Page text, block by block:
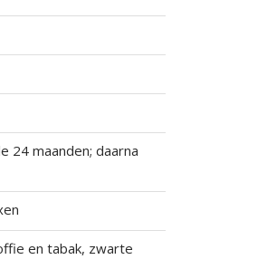
24 maanden; daarna
en tabak, zwarte